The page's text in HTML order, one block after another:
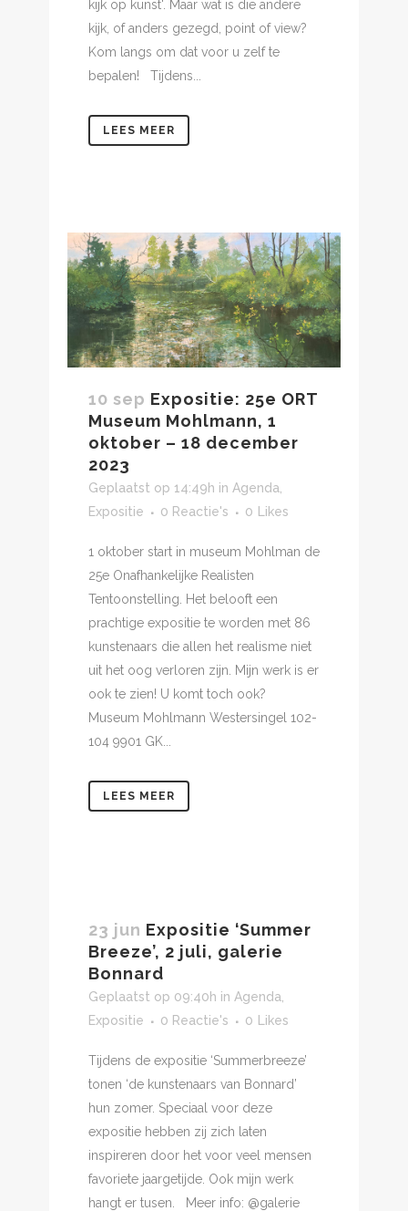
kijk op kunst'. Maar wat is die andere
kijk, of anders gezegd, point of view?
Kom langs om dat voor u zelf te
bepalen! Tijdens...
LEES MEER
10 sep Expositie: 25e ORT
Museum Mohlmann, 1
oktober – 18 december
2023
Geplaatst op 14:49h in Agenda
Expositie
0 Reactie's 0 Likes
1 oktober start in museum Mohlman de
25e Onafhankelijke Realisten
Tentoonstelling. Het belooft een
prachtige expositie te worden met 86
kunstenaars die allen het realisme niet
uit het oog verloren zijn. Mijn werk is er
ook te zien! U komt toch ook?
Museum Mohlmann Westersingel 102-
104 9901 GK...
LEES MEER
23 jun Expositie ‘Summer
Breeze’, 2 juli, galerie
Bonnard
Geplaatst op 09:40h in Agenda
Expositie
0 Reactie's 0 Likes
Tijdens de expositie ‘Summerbreeze’
tonen ‘de kunstenaars van Bonnard’
hun zomer. Speciaal voor deze
expositie hebben zij zich laten
inspireren door het voor veel mensen
favoriete jaargetijde. Ook mijn werk
hangt er tusen. Meer info: @galerie